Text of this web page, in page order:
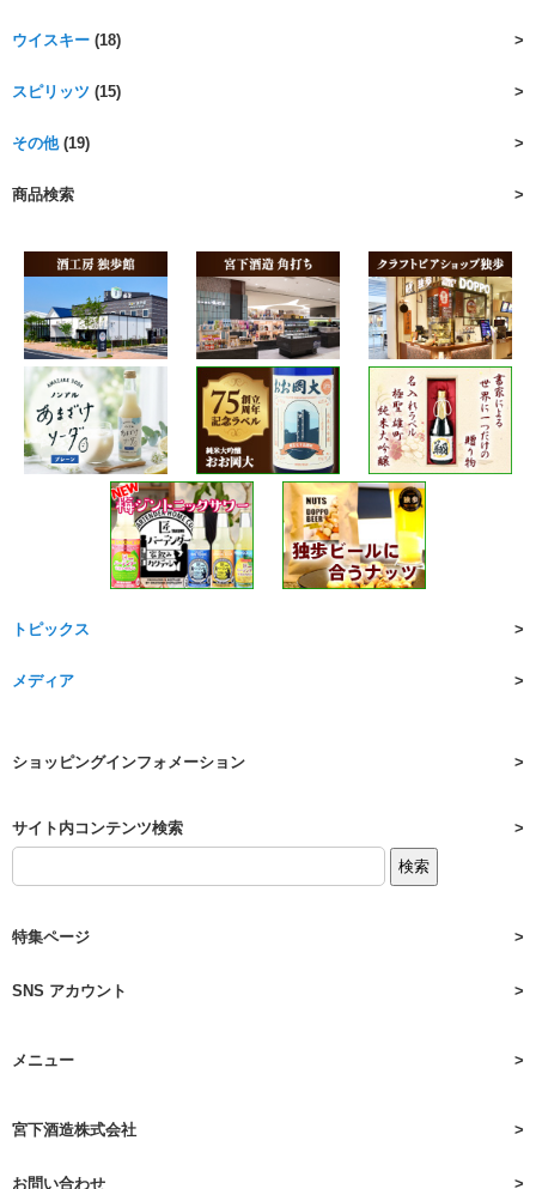
ウイスキー (18)
スピリッツ (15)
その他(19)
商品検索
トピックス
メディア
ショッピングインフォメーション
サイト内コンテンツ検索
特集ページ
SNS アカウント
メニュー
宮下酒造株式会社
お問い合わせ